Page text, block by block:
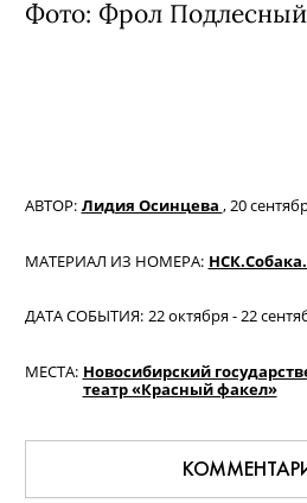
человеком ты
определенным
каждого, а
Моя
Ответственность